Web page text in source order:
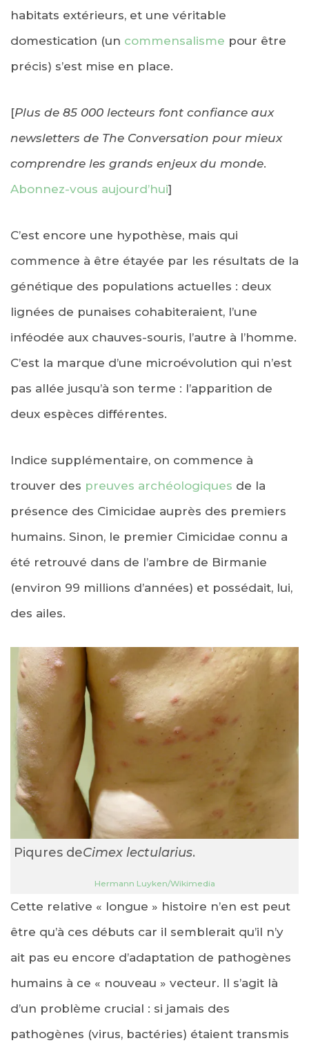
habitats extérieurs, et une véritable
domestication (un commensalisme pour être
précis) s’est mise en place.
[Plus de 85 000 lecteurs font confiance aux
newsletters de The Conversation pour mieux
comprendre les grands enjeux du monde.
Abonnez-vous aujourd’hui]
C’est encore une hypothèse, mais qui
commence à être étayée par les résultats de la
génétique des populations actuelles : deux
lignées de punaises cohabiteraient, l’une
inféodée aux chauves-souris, l’autre à l’homme.
C’est la marque d’une microévolution qui n’est
pas allée jusqu’à son terme : l’apparition de
deux espèces différentes.
Indice supplémentaire, on commence à
trouver des preuves archéologiques de la
présence des Cimicidae auprès des premiers
humains. Sinon, le premier Cimicidae connu a
été retrouvé dans de l’ambre de Birmanie
(environ 99 millions d’années) et possédait, lui,
des ailes.
Piqures deCimex lectularius.
Hermann Luyken/Wikimedia
Cette relative « longue » histoire n’en est peut
être qu’à ces débuts car il semblerait qu’il n’y
ait pas eu encore d’adaptation de pathogènes
humains à ce « nouveau » vecteur. Il s’agit là
d’un problème crucial : si jamais des
pathogènes (virus, bactéries) étaient transmis